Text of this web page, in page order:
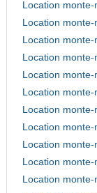
Location
Location
Location
Location
Location
Location
Location
Location
Location
Location
Location